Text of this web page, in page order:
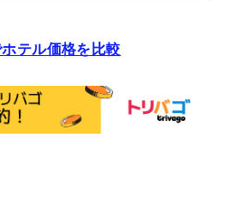
ホテル価格を比較